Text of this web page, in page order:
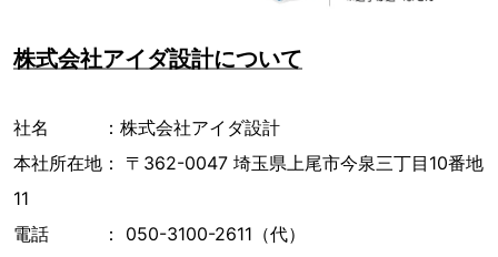
株式会社アイダ設計について
社名 ：株式会社アイダ設計
本社所在地： 〒362-0047 埼玉県上尾市今泉三丁目10番地
11
電話 ： 050-3100-2611（代）